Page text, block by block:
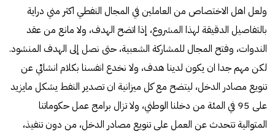
ولعل اهل الاختصاص من العاملين في المجال النفطي اكثر مني دراية
بالتفاصيل الدقيقة لهذا المشروع، إذا اتضح الهدف، ولا مانع من عقد
الندوات، وفتح المجال للمشاركة الشعبية، حتى نصل إلى الهدف المنشود.
لكن مهم جدا ان يكون لدينا هدف، ولا نخدع انفسنا بكلام انشائي عن
تنويع مصادر الدخل، ليتضح مع كل ميزانية ان تصدير النفط يشكل مايزيد
على 95 في المئة من دخلنا الوطني، ولا تزال برامج عمل حكوماتنا
المتوالية تتحدث عن العمل على تنويع مصادر الدخل، من دون تنفيذ،